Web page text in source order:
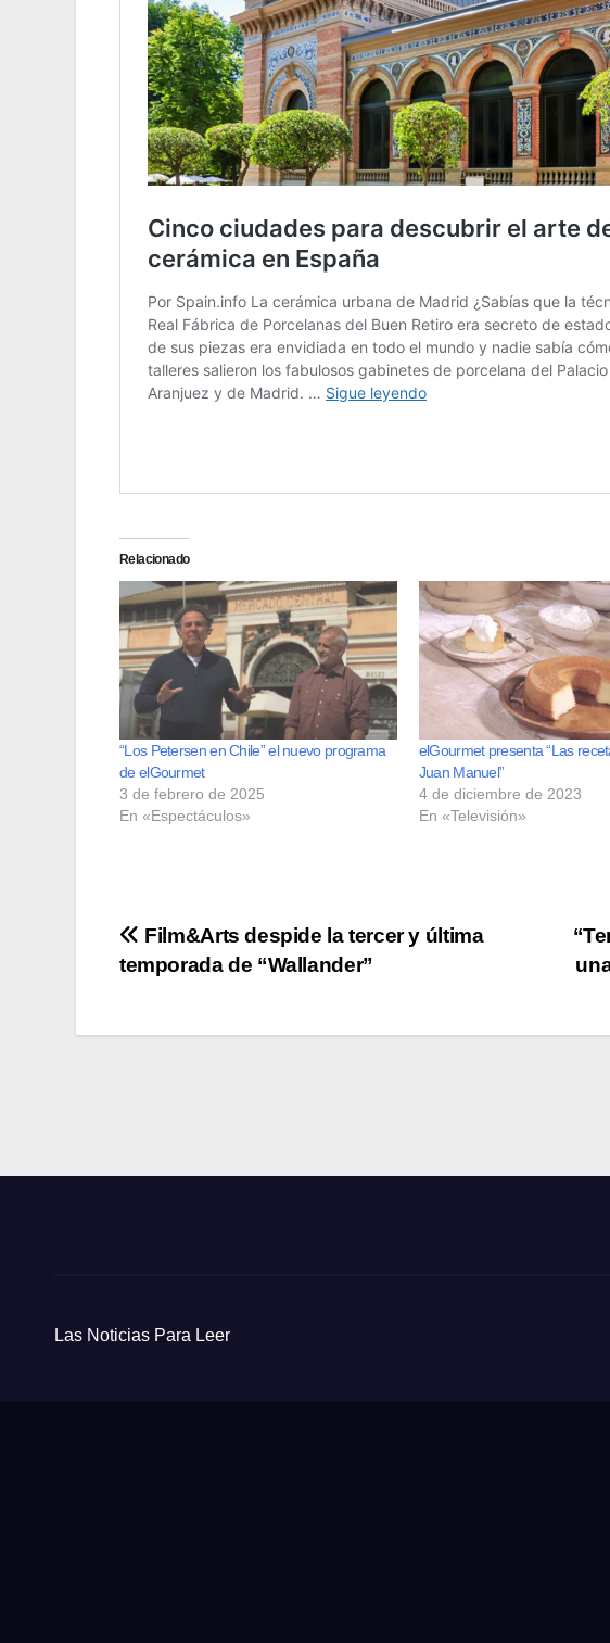
Relacionado
“Los Petersen en Chile” el nuevo programa
de elGourmet
3 de febrero de 2025
En «Espectáculos»
elGourmet presenta “Las
Juan Manuel”
4 de diciembre de 2023
En «Televisión»
Navegación
de
entradas
Film&Arts despide la tercer y última
temporada de “Wallander”
Las Noticias Para Leer